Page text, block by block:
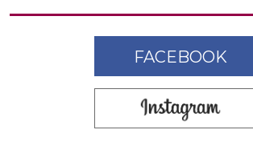
FACEBOOK